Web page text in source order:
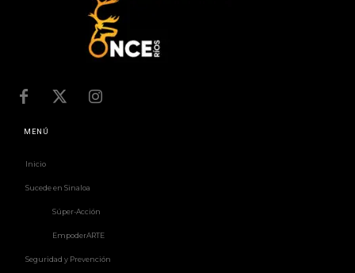
MENÚ
Inicio
Sucede en Sinaloa
Súper-Acción
EmpoderARTE
Seguridad y Prevención